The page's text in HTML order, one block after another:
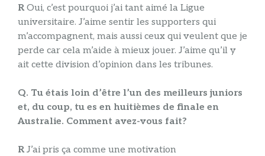
ROui, c’est pourquoi j’ai tant aimé la Ligue
universitaire. J’aime sentir les supporters qui
m’accompagnent, mais aussi ceux qui veulent que je
perde car cela m’aide à mieux jouer. J’aime qu’il y
ait cette division d’opinion dans les tribunes.
Q. Tu étais loin d’être l’un des meilleurs juniors
et, du coup, tu es en huitièmes de finale en
Australie. Comment avez-vous fait?
RJ’ai pris ça comme une motivation